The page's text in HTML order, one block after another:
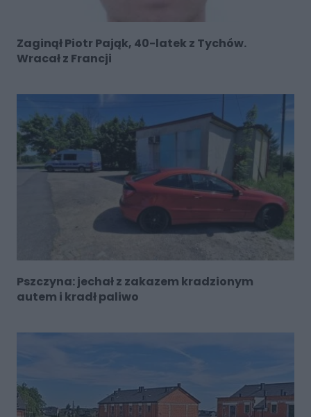
Zaginął Piotr Pająk, 40-latek z Tychów.
Wracał z Francji
Pszczyna: jechał z zakazem kradzionym
autem i kradł paliwo